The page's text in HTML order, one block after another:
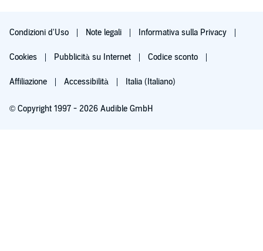
Condizioni d'Uso Note legali Informativa sulla Privacy
Cookies Pubblicità su Internet Codice sconto
Affiliazione Accessibilità Italia (Italiano)
© Copyright 1997 - 2026 Audible GmbH